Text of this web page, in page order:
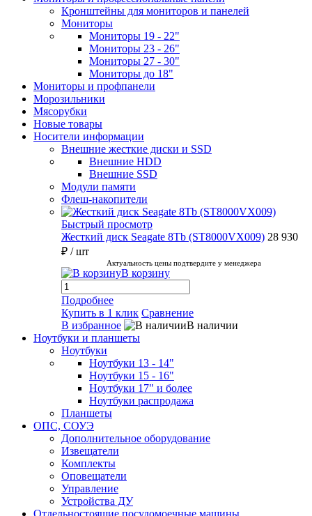
Кронштейны для мониторов и панелей
Мониторы
Мониторы 19 - 22"
Мониторы 23 - 26"
Мониторы 27 - 30"
Мониторы до 18"
Мониторы и профпанели
Морозильники
Мясорубки
Новые товары
Носители информации
Внешние жесткие диски и SSD
Внешние HDD
Внешние SSD
Модули памяти
Флеш-накопители
Быстрый просмотр
Жесткий диск Seagate 8Tb (ST8000VX009) 28 930
₽ / шт
Актуальность цены подтвердите у менеджера
В корзину
Подробнее
Купить в 1 клик Сравнение
В избранное
В наличии
Ноутбуки и планшеты
Ноутбуки
Ноутбуки 13 - 14"
Ноутбуки 15 - 16"
Ноутбуки 17" и более
Ноутбуки распродажа
Планшеты
ОПС, СОУЭ
Дополнительное оборудование
Извещатели
Комплекты
Оповещатели
Управление
Устройства ДУ
Отдельностоящие посудомоечные машины